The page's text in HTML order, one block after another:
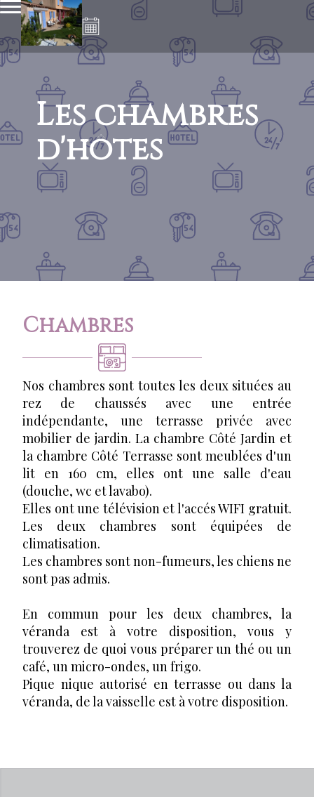
Les chambres
d'hôtes
Chambres
Nos chambres sont toutes les deux situées au
rez de chaussés avec une entrée
indépendante, une terrasse privée avec
mobilier de jardin. La chambre Côté Jardin et
la chambre Côté Terrasse sont meublées d'un
lit en 160 cm, elles ont une salle d'eau
(douche, wc et lavabo).
Elles ont une télévision et l'accés WIFI gratuit.
Les deux chambres sont équipées de
climatisation.
Les chambres sont non-fumeurs, les chiens ne
sont pas admis.
En commun pour les deux chambres, la
véranda est à votre disposition, vous y
trouverez de quoi vous préparer un thé ou un
café, un micro-ondes, un frigo.
Pique nique autorisé en terrasse ou dans la
véranda, de la vaisselle est à votre disposition.